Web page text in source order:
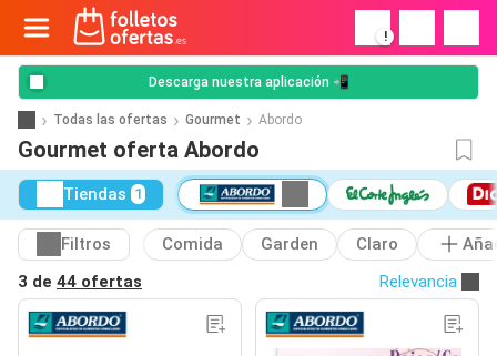
!
Descarga nuestra aplicación 📲
Todas las ofertas Gourmet Abordo
Gourmet oferta Abordo
Tiendas 1
Filtros Comida Garden Claro
3 de 44 ofertas Relevancia